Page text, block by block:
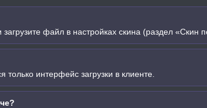
файл в настройках скина (раздел «Скин
интерфейс загрузки в клиенте.